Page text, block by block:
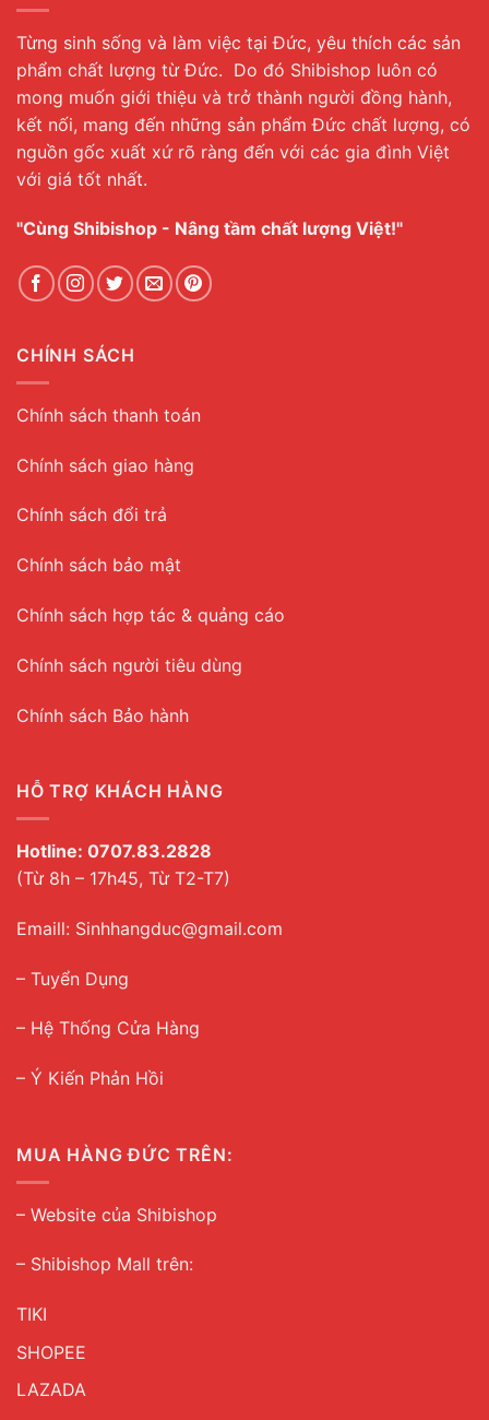
Từng sinh sống và làm việc tại Đức, yêu thích các sản
phẩm chất lượng từ Đức. Do đó Shibishop luôn có
mong muốn giới thiệu và trở thành người đồng hành,
kết nối, mang đến những sản phẩm Đức chất lượng, có
nguồn gốc xuất xứ rõ ràng đến với các gia đình Việt
với giá tốt nhất.
"Cùng Shibishop - Nâng tầm chất lượng Việt!"
CHÍNH SÁCH
Chính sách thanh toán
Chính sách giao hàng
Chính sách đổi trả
Chính sách bảo mật
Chính sách hợp tác & quảng cáo
Chính sách người tiêu dùng
Chính sách Bảo hành
HỖ TRỢ KHÁCH HÀNG
Hotline: 0707.83.2828
(Từ 8h – 17h45, Từ T2-T7)
Emaill: Sinhhangduc@gmail.com
– Tuyển Dụng
– Hệ Thống Cửa Hàng
– Ý Kiến Phản Hồi
MUA HÀNG ĐỨC TRÊN:
– Website của Shibishop
– Shibishop Mall trên:
TIKI
SHOPEE
LAZADA